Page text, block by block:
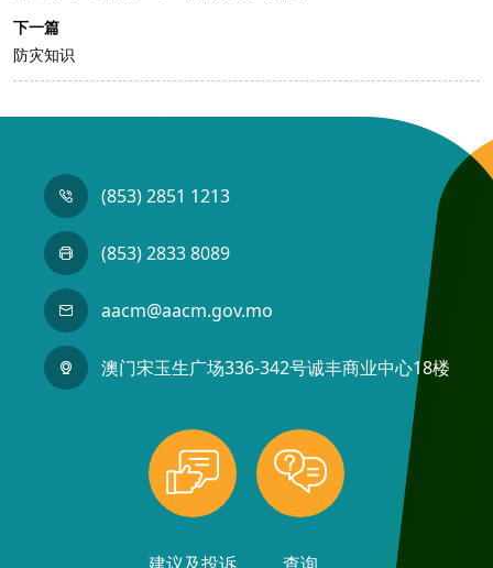
下一篇
防灾知识
(853) 2851 1213
(853) 2833 8089
aacm@aacm.gov.mo
澳门宋玉生广场336-342号诚丰商业中心18楼